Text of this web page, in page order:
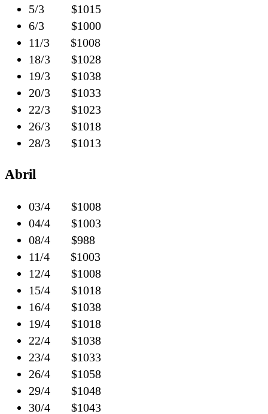
5/3 $1015
6/3 $1000
11/3 $1008
18/3 $1028
19/3 $1038
20/3 $1033
22/3 $1023
26/3 $1018
28/3 $1013
Abril
03/4 $1008
04/4 $1003
08/4 $988
11/4 $1003
12/4 $1008
15/4 $1018
16/4 $1038
19/4 $1018
22/4 $1038
23/4 $1033
26/4 $1058
29/4 $1048
30/4 $1043